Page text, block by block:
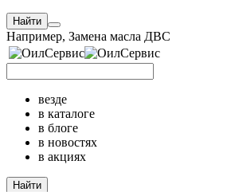
Найти
Например, Замена масла ДВС
везде
в каталоге
в блоге
в новостях
в акциях
Найти